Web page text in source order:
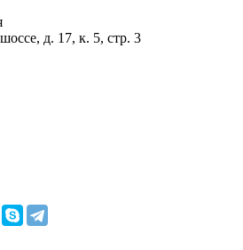
д. 17, к. 5, стр. 3